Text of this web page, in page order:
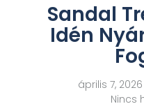
Sandal
Idén
április 7, 2026
Nincs